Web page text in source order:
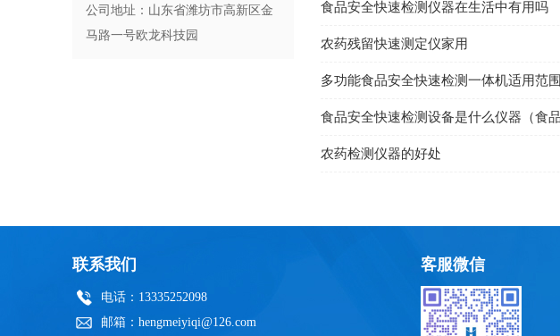
公司地址：山东省潍坊市高新区金
马路一号欧龙科技园
食品安全快速检测仪器在生活中有用吗
农药残留快速测定仪家用
多功能食品安全快速检测一体机适用范围
农药检测仪器的好处
联系我们
电话：13335252098
邮箱：hengmeiyiqi@126.com
客服微信